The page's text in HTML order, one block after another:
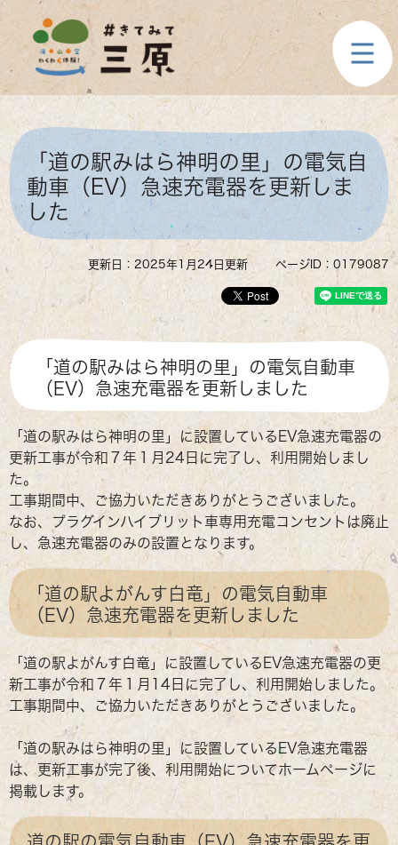
。
て
本
文
本
文
「道の駅みはら神明の里」の電気自
動車（EV）急速充電器を更新しま
した
更新日：2025年1月24日更新 ページID：0179087
「道の駅みはら神明の里」の電気自動車
（EV）急速充電器を更新しました
「道の駅みはら神明の里」に設置しているEV急速充電器の
更新工事が令和７年１月24日に完了し、利用開始しまし
た。
工事期間中、ご協力いただきありがとうございました。
なお、プラグインハイブリット車専用充電コンセントは廃止
し、急速充電器のみの設置となります。
「道の駅よがんす白竜」の電気自動車
（EV）急速充電器を更新しました
「道の駅よがんす白竜」に設置しているEV急速充電器の更
新工事が令和７年１月14日に完了し、利用開始しました。
工事期間中、ご協力いただきありがとうございました。
「道の駅みはら神明の里」に設置しているEV急速充電器
は、更新工事が完了後、利用開始についてホームページに
掲載します。